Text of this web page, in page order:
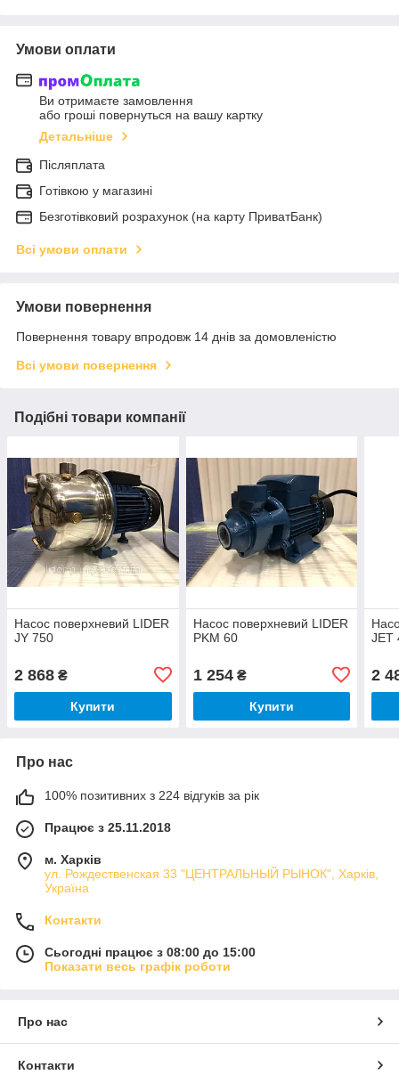
Умови оплати
Ви отримаєте замовлення
або гроші повернуться на вашу картку
Детальніше
Післяплата
Готівкою у магазині
Безготівковий розрахунок (на карту ПриватБанк)
Всі умови оплати
Умови повернення
Повернення товару впродовж 14 днів за домовленістю
Всі умови повернення
Подібні товари компанії
Насос поверхневий LIDER
JY 750
2 868 ₴
Купити
Насос поверхневий LIDER
PKM 60
1 254₴
Купити
JET
2
Про нас
100% позитивних з 224 відгуків за рік
Працює з 25.11.2018
м. Харків
ул. Рождественская 33 "ЦЕНТРАЛЬНЫЙ РЫНОК", Харків,
Україна
Контакти
Сьогодні працює з 08:00 до 15:00
Показати весь графік роботи
Про нас
Контакти